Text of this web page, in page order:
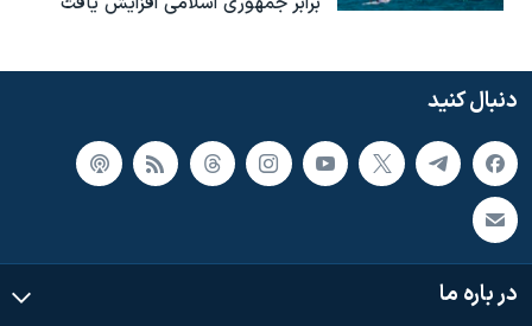
دنبال کنید
در باره ما